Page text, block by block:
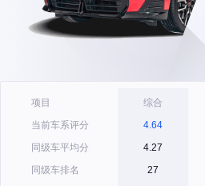
项目
当前车系评分
同级车平均分
同级车排名
综合
4.64
4.27
27